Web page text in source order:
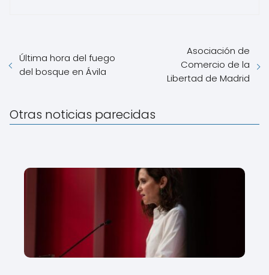
Última hora del fuego
del bosque en Ávila
Asociación de
Comercio de la
Libertad de Madrid
Otras noticias parecidas